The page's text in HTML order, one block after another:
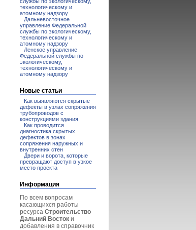
технологическому и
атомному надзору
Дальневосточное
управление Федеральной
службы по экологическому,
технологическому и
атомному надзору
Ленское управление
Федеральной службы по
экологическому,
технологическому и
атомному надзору
Новые статьи
Как выявляются скрытые
дефекты в узлах сопряжения
трубопроводов с
конструкциями здания
Как проводится
диагностика скрытых
дефектов в зонах
сопряжения наружных и
внутренних стен
Двери и ворота, которые
превращают доступ в узкое
место проекта
Информация
По всем вопросам
касающихся работы
ресурса Строительство
Дальний Восток и
добавления в справочник